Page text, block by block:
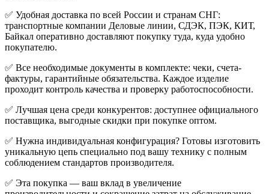
✅ Удобная доставка по всей России и странам СНГ:
транспортные компании Деловые линии, СДЭК, ПЭК, КИТ,
Байкал оперативно доставляют покупку туда, куда удобно
покупателю.
✅ Все необходимые документы в комплекте: чеки, счета-
фактуры, гарантийные обязательства. Каждое изделие
проходит контроль качества и проверку работоспособности.
✅ Лучшая цена среди конкурентов: доступнее официального
поставщика, выгодные скидки при покупке оптом.
✅ Нужна индивидуальная конфигурация? Готовы изготовить
уникальную цепь специально под вашу технику с полным
соблюдением стандартов производителя.
✅ Эта покупка — ваш вклад в увеличение